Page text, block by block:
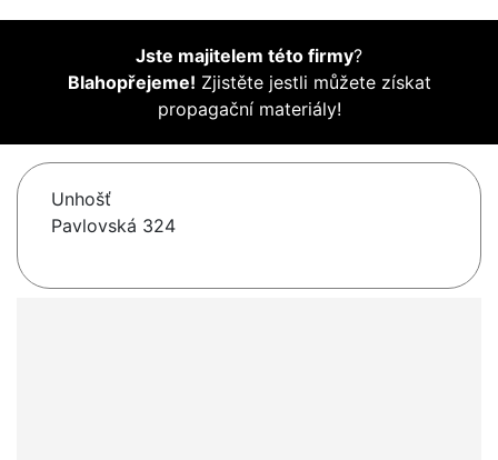
Jste majitelem této firmy?
Blahopřejeme! Zjistěte jestli můžete získat
propagační materiály!
Unhošť
Pavlovská 324